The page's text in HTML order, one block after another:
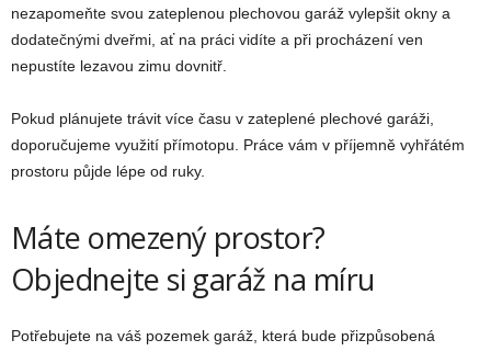
nezapomeňte svou zateplenou plechovou garáž vylepšit okny a
dodatečnými dveřmi, ať na práci vidíte a při procházení ven
nepustíte lezavou zimu dovnitř.
Pokud plánujete trávit více času v zateplené plechové garáži,
doporučujeme využití přímotopu. Práce vám v příjemně vyhřátém
prostoru půjde lépe od ruky.
Máte omezený prostor?
Objednejte si garáž na míru
Potřebujete na váš pozemek garáž, která bude přizpůsobená